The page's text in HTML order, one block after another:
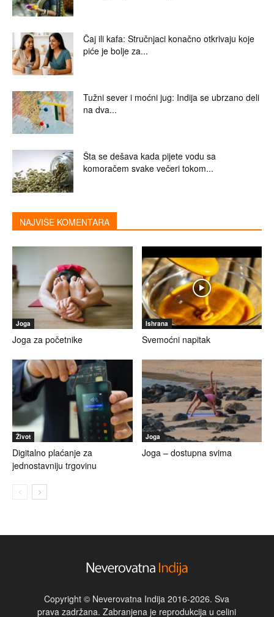
Čaj ili kafa: Stručnjaci konačno otkrivaju koje
piće je bolje za...
Tužni sever i moćni jug: Indija se ubrzano deli
na dva...
Šta se dešava kada pijete vodu sa
komoračem svake večeri tokom...
NAJVIŠE KOMENTARA
Joga
Joga za početnike
Ishrana
Svemoćni napitak
Život
Digitalno plaćanje za
jednostavniju trgovinu
Joga
Joga – dostupna svima
Copyright © Neverovatna Indija 2016-2026. Sva
prava zadržana. Zabranjena je reprodukcija u celini